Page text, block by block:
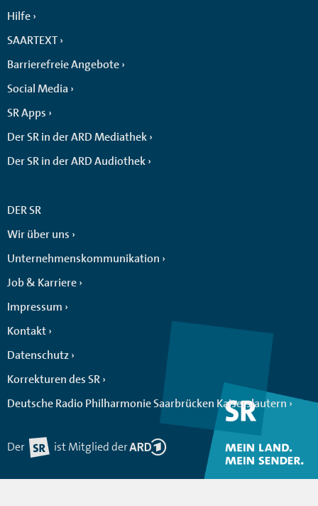
Hilfe
SAARTEXT
Barrierefreie Angebote
Social Media
SR Apps
Der SR in der ARD Mediathek
Der SR in der ARD Audiothek
DER SR
Wir über uns
Unternehmenskommunikation
Job & Karriere
Impressum
Kontakt
Datenschutz
Korrekturen des SR
Deutsche Radio Philharmonie Saarbrücken Kaiserslautern
Der ist Mitglied der